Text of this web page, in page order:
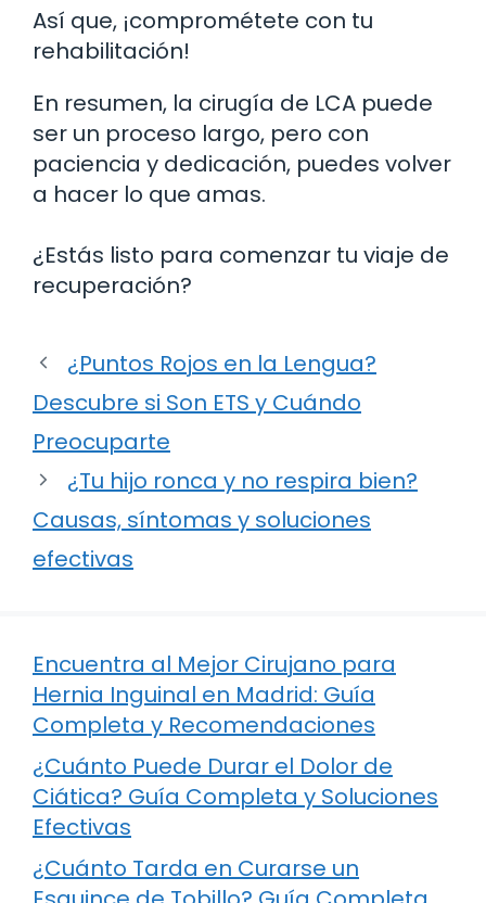
Así que, ¡comprométete con tu
rehabilitación!
En resumen, la cirugía de LCA puede
ser un proceso largo, pero con
paciencia y dedicación, puedes volver
a hacer lo que amas.
¿Estás listo para comenzar tu viaje de
recuperación?
¿Puntos Rojos en la Lengua?
Descubre si Son ETS y Cuándo
Preocuparte
¿Tu hijo ronca y no respira bien?
Causas, síntomas y soluciones
efectivas
Encuentra al Mejor Cirujano para
Hernia Inguinal en Madrid: Guía
Completa y Recomendaciones
¿Cuánto Puede Durar el Dolor de
Ciática? Guía Completa y Soluciones
Efectivas
¿Cuánto Tarda en Curarse un